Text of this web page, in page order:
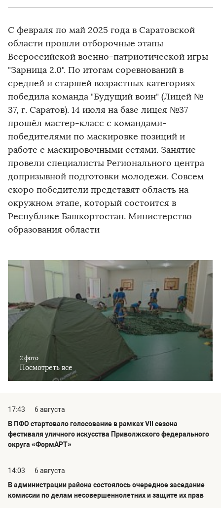
С февраля по май 2025 года в Саратовской
области прошли отборочные этапы
Всероссийской военно-патриотической игры
"Зарница 2.0". По итогам соревнований в
средней и старшей возрастных категориях
победила команда "Будущий воин" (Лицей №
37, г. Саратов). 14 июля на базе лицея №37
прошёл мастер-класс с командами-
победителями по маскировке позиций и
работе с маскировочными сетями. Занятие
провели специалисты Регионального центра
допризывной подготовки молодежи. Совсем
скоро победители представят область на
окружном этапе, который состоится в
Республике Башкортостан. Министерство
образования области
2 фото
Посмотреть все
17:43
6 августа
В ПФО стартовало голосование в рамках VII сезона
фестиваля уличного искусства Приволжского федерального
округа «ФормАРТ»
14:03
6 августа
В администрации района состоялось очередное заседание
комиссии по делам несовершеннолетних и защите их прав